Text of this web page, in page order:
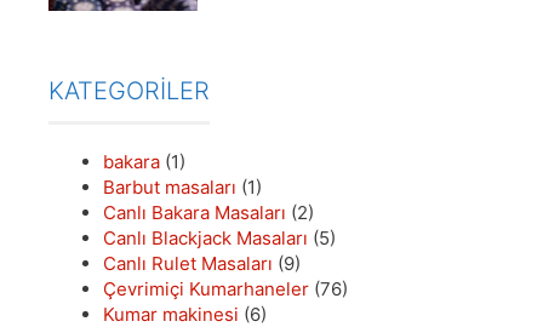
KATEGORILER
bakara (1)
Barbut masaları (1)
Canlı Bakara Masaları (2)
Canlı Blackjack Masaları (5)
Canlı Rulet Masaları (9)
Çevrimiçi Kumarhaneler (76)
Kumar makinesi (6)